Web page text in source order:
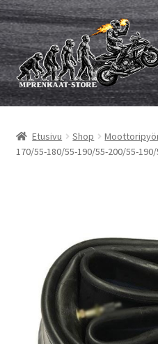
Siirry
navigointiin
Siirry
sisältöön
MP renkaat
Sisärenkaat ja nauhat
Etusivu Shop
170/55-180/55-190/55-200/55-